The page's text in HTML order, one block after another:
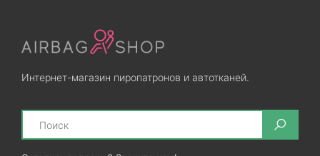
Интернет-магазин пиропатронов и автотканей.
Search